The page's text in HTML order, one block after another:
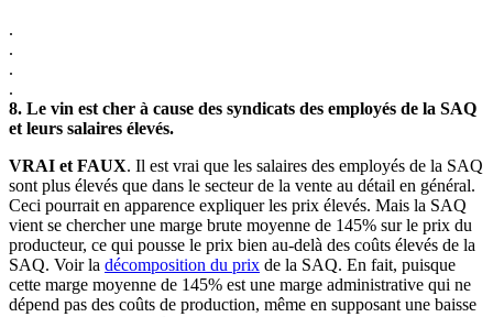
.
.
.
.
8. Le vin est cher à cause des syndicats des employés de la SAQ
et leurs salaires élevés.
VRAI et FAUX. Il est vrai que les salaires des employés de la SAQ
sont plus élevés que dans le secteur de la vente au détail en général.
Ceci pourrait en apparence expliquer les prix élevés. Mais la SAQ
vient se chercher une marge brute moyenne de 145% sur le prix du
producteur, ce qui pousse le prix bien au-delà des coûts élevés de la
SAQ. Voir la décomposition du prix de la SAQ. En fait, puisque
cette marge moyenne de 145% est une marge administrative qui ne
dépend pas des coûts de production, même en supposant une baisse